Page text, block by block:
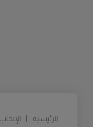
الرئيسية